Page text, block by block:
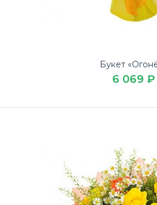
крафте по выгодной цене на
..
Букет
6 069 ₽